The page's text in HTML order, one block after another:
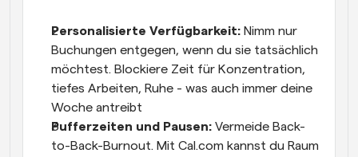
Personalisierte Verfügbarkeit: Nimm nur
Buchungen entgegen, wenn du sie tatsächlich
möchtest. Blockiere Zeit für Konzentration,
tiefes Arbeiten, Ruhe - was auch immer deine
Woche antreibt
Pufferzeiten und Pausen: Vermeide Back-
to-Back-Burnout. Mit Cal.com kannst du Raum